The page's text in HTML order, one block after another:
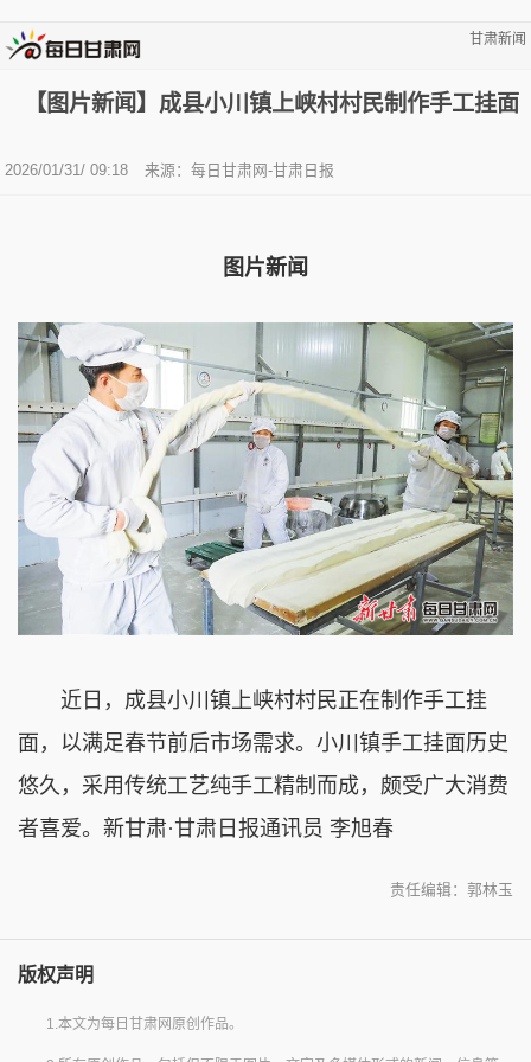
甘肃新闻
【图片新闻】成县小川镇上峡村村民制作手工挂面
2026/01/31/ 09:18 来源：每日甘肃网-甘肃日报
图片新闻
近日，成县小川镇上峡村村民正在制作手工挂
面，以满足春节前后市场需求。小川镇手工挂面历史
悠久，采用传统工艺纯手工精制而成，颇受广大消费
者喜爱。新甘肃·甘肃日报通讯员 李旭春
责任编辑：郭林玉
版权声明
1.本文为每日甘肃网原创作品。